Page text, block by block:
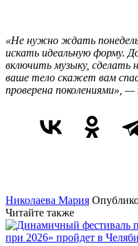
«Не нужно ждать
искать идеальную форму.
включить музыку, сделать
ваше тело скажет вам
проверена поколениями», —
Николаева Мария
Читайте также